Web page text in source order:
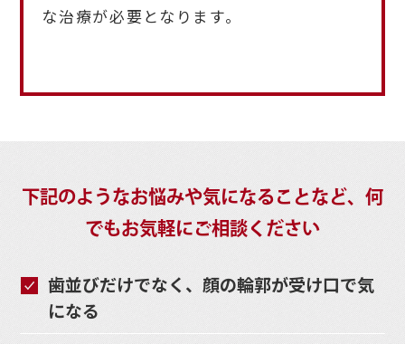
な治療が必要となります。
下記のようなお悩みや気になることなど、 何
でもお気軽にご相談ください
歯並びだけでなく、顔の輪郭が受け口で気
になる